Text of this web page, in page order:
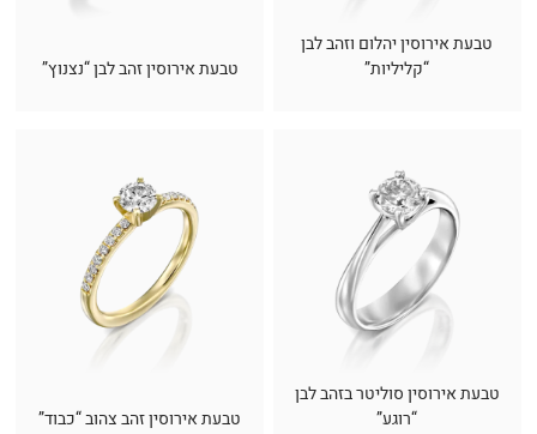
טבעת אירוסין יהלום וזהב לבן
“קליליות”
טבעת אירוסין זהב לבן “נצנוץ”
טבעת אירוסין סוליטר בזהב לבן
“רוגע”
טבעת אירוסין זהב צהוב “כבוד”